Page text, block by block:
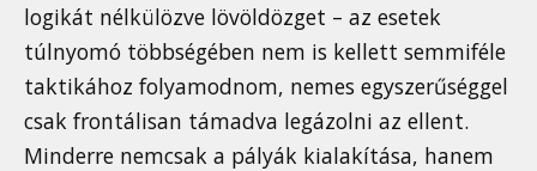
logikát nélkülözve lövöldözget – az esetek
túlnyomó többségében nem is kellett semmiféle
taktikához folyamodnom, nemes egyszerűséggel
csak frontálisan támadva legázolni az ellent.
Minderre nemcsak a pályák kialakítása, hanem